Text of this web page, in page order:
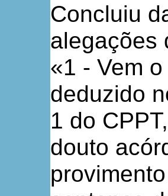
Concluiu
alegações
«1 - Vem
deduzido
1 do
douto